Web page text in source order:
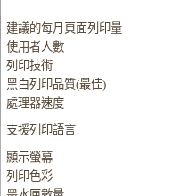
建議的每月頁面列印量
使用者人數
列印技術
黑白列印品質(最佳)
處理器速度
支援列印語言
顯示螢幕
列印色彩